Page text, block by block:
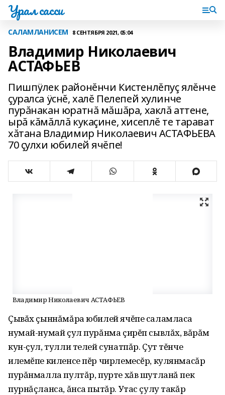
Урал сасси
САЛАМЛАНИСЕМ 8 СЕНТЯБРЯ 2021, 05:04
Владимир Николаевич
АСТАФЬЕВ
Пишпÿлек районĕнчи Кистенлĕпуç ялĕнче
çуралса ÿснĕ, халĕ Пелепей хулинче
пурăнакан юратнă мăшăра, хаклă аттене,
ырă кăмăллă кукаçине, хисеплĕ те тарават
хăтана Владимир Николаевич АСТАФЬЕВА
70 çулхи юбилей ячĕпе!
Владимир Николаевич АСТАФЬЕВ
Çывăх çыннăмăра юбилей ячĕпе саламласа
нумай-нумай çул пурăнма çирĕп сывлăх, вăрăм
кун-çул, тулли телей сунатпăр. Çут тĕнче
илемĕпе киленсе пĕр чирлемесĕр, кулянмасăр
пурăнмалла пултăр, пурте хăв шутланă пек
пурнăçланса, ăнса пытăр. Утас çулу такăр